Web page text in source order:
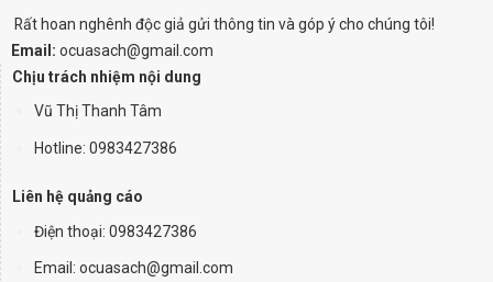
Rất hoan nghênh độc giả gửi thông tin và góp ý cho chúng tôi!
Email: ocuasach@gmail.com
Chịu trách nhiệm nội dung
Vũ Thị Thanh Tâm
Hotline: 0983427386
Liên hệ quảng cáo
Điện thoại: 0983427386
Email: ocuasach@gmail.com